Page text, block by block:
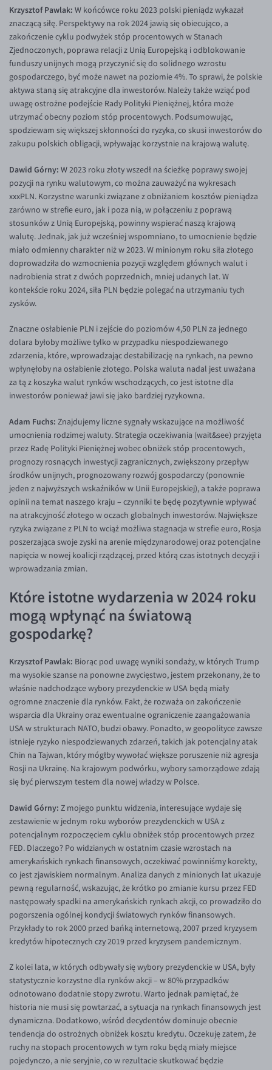
Krzysztof Pawlak: W końcówce roku 2023 polski pieniądz wykazał
znaczącą siłę. Perspektywy na rok 2024 jawią się obiecująco, a
zakończenie cyklu podwyżek stóp procentowych w Stanach
Zjednoczonych, poprawa relacji z Unią Europejską i odblokowanie
funduszy unijnych mogą przyczynić się do solidnego wzrostu
gospodarczego, być może nawet na poziomie 4%. To sprawi, że polskie
aktywa staną się atrakcyjne dla inwestorów. Należy także wziąć pod
uwagę ostrożne podejście Rady Polityki Pieniężnej, która może
utrzymać obecny poziom stóp procentowych. Podsumowując,
spodziewam się większej skłonności do ryzyka, co skusi inwestorów do
zakupu polskich obligacji, wpływając korzystnie na krajową walutę.
Dawid Górny: W 2023 roku złoty wszedł na ścieżkę poprawy swojej
pozycji na rynku walutowym, co można zauważyć na wykresach
xxxPLN. Korzystne warunki związane z obniżaniem kosztów pieniądza
zarówno w strefie euro, jak i poza nią, w połączeniu z poprawą
stosunków z Unią Europejską, powinny wspierać naszą krajową
walutę. Jednak, jak już wcześniej wspomniano, to umocnienie będzie
miało odmienny charakter niż w 2023. W minionym roku siła złotego
doprowadziła do wzmocnienia pozycji względem głównych walut i
nadrobienia strat z dwóch poprzednich, mniej udanych lat. W
kontekście roku 2024, siła PLN będzie polegać na utrzymaniu tych
zysków.
Znaczne osłabienie PLN i zejście do poziomów 4,50 PLN za jednego
dolara byłoby możliwe tylko w przypadku niespodziewanego
zdarzenia, które, wprowadzając destabilizację na rynkach, na pewno
wpłynęłoby na osłabienie złotego. Polska waluta nadal jest uważana
za tą z koszyka walut rynków wschodzących, co jest istotne dla
inwestorów ponieważ jawi się jako bardziej ryzykowna.
Adam Fuchs: Znajdujemy liczne sygnały wskazujące na możliwość
umocnienia rodzimej waluty. Strategia oczekiwania (wait&see) przyjęta
przez Radę Polityki Pieniężnej wobec obniżek stóp procentowych,
prognozy rosnących inwestycji zagranicznych, zwiększony przepływ
środków unijnych, prognozowany rozwój gospodarczy (ponownie
jeden z najwyższych wskaźników w Unii Europejskiej), a także poprawa
opinii na temat naszego kraju – czynniki te będę pozytywnie wpływać
na atrakcyjność złotego w oczach globalnych inwestorów. Największe
ryzyka związane z PLN to wciąż możliwa stagnacja w strefie euro, Rosja
poszerzająca swoje zyski na arenie międzynarodowej oraz potencjalne
napięcia w nowej koalicji rządzącej, przed którą czas istotnych decyzji i
wprowadzania zmian.
Które istotne wydarzenia w 2024 roku
mogą wpłynąć na światową
gospodarkę?
Krzysztof Pawlak: Biorąc pod uwagę wyniki sondaży, w których Trump
ma wysokie szanse na ponowne zwycięstwo, jestem przekonany, że to
właśnie nadchodzące wybory prezydenckie w USA będą miały
ogromne znaczenie dla rynków. Fakt, że rozważa on zakończenie
wsparcia dla Ukrainy oraz ewentualne ograniczenie zaangażowania
USA w strukturach NATO, budzi obawy. Ponadto, w geopolityce zawsze
istnieje ryzyko niespodziewanych zdarzeń, takich jak potencjalny atak
Chin na Tajwan, który mógłby wywołać większe poruszenie niż agresja
Rosji na Ukrainę. Na krajowym podwórku, wybory samorządowe zdają
się być pierwszym testem dla nowej władzy w Polsce.
Dawid Górny: Z mojego punktu widzenia, interesujące wydaje się
zestawienie w jednym roku wyborów prezydenckich w USA z
potencjalnym rozpoczęciem cyklu obniżek stóp procentowych przez
FED. Dlaczego? Po widzianych w ostatnim czasie wzrostach na
amerykańskich rynkach finansowych, oczekiwać powinniśmy korekty,
co jest zjawiskiem normalnym. Analiza danych z minionych lat ukazuje
pewną regularność, wskazując, że krótko po zmianie kursu przez FED
następowały spadki na amerykańskich rynkach akcji, co prowadziło do
pogorszenia ogólnej kondycji światowych rynków finansowych.
Przykłady to rok 2000 przed bańką internetową, 2007 przed kryzysem
kredytów hipotecznych czy 2019 przed kryzysem pandemicznym.
Z kolei lata, w których odbywały się wybory prezydenckie w USA, były
statystycznie korzystne dla rynków akcji – w 80% przypadków
odnotowano dodatnie stopy zwrotu. Warto jednak pamiętać, że
historia nie musi się powtarzać, a sytuacja na rynkach finansowych jest
dynamiczna. Dodatkowo, wśród decydentów dominuje obecnie
tendencja do ostrożnych obniżek kosztu kredytu. Oczekuję zatem, że
ruchy na stopach procentowych w tym roku będą miały miejsce
pojedynczo, a nie seryjnie, co w rezultacie skutkować będzie